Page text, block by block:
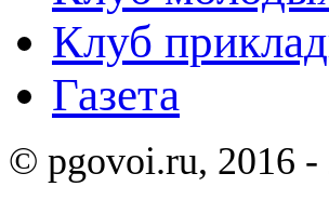
Клуб
Газета
© pgovoi.ru,